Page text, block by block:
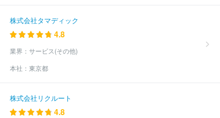
社
株式会社ＷＯＷＯＷコミュニケーションズ
株式会社ファミリ
ーネット・ジャパン
東日本電信電話株式会社（NTT東日本）
Ｃｏｌｔテクノロジーサービス株式会社
ションズ株式会社
株式会社モトシマ
株式会社
ワンマイル
株式会社システムクリエーション
ト
周南マリコム株式会社
株式会社タマディック
4.8
業界： サービス(その他)
本社： 東京都
株式会社リクルート
4.8